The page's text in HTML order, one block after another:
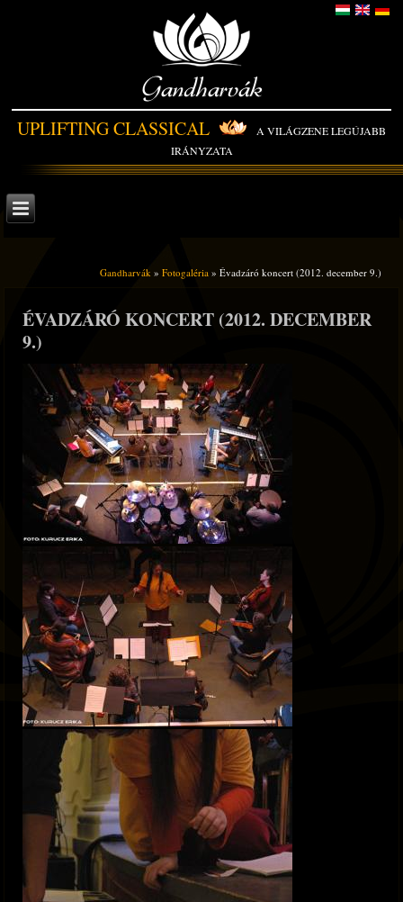
Gandharvák
UPLIFTING CLASSICAL
A VILÁGZENE LEGÚJABB
IRÁNYZATA
Gandharvák » Fotogaléria » Évadzáró koncert (2012. december 9.)
ÉVADZÁRÓ KONCERT (2012. DECEMBER
9.)